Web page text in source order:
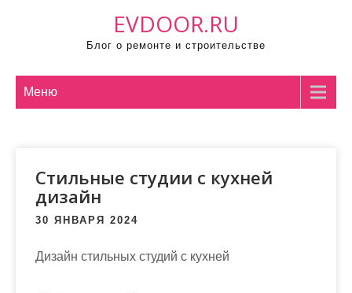
EVDOOR.RU
Блог о ремонте и строительстве
Меню
Стильные студии с кухней
дизайн
30 ЯНВАРЯ 2024
Дизайн стильных студий с кухней